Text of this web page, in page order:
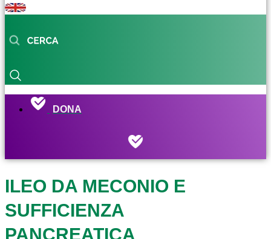
DONA
ILEO DA MECONIO E
SUFFICIENZA
PANCREATICA